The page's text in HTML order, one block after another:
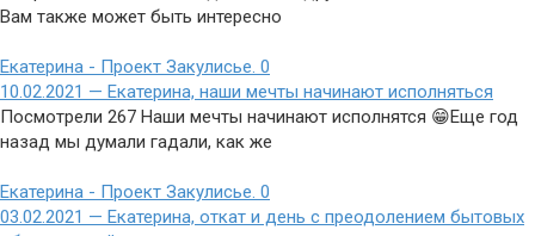
Вам также может быть интересно
Екатерина - Проект Закулисье. 0
10.02.2021 — Екатерина, наши мечты начинают исполняться
Посмотрели 267 Наши мечты начинают исполнятся 😁Еще год
назад мы думали гадали, как же
Екатерина - Проект Закулисье. 0
03.02.2021 — Екатерина, откат и день с преодолением бытовых